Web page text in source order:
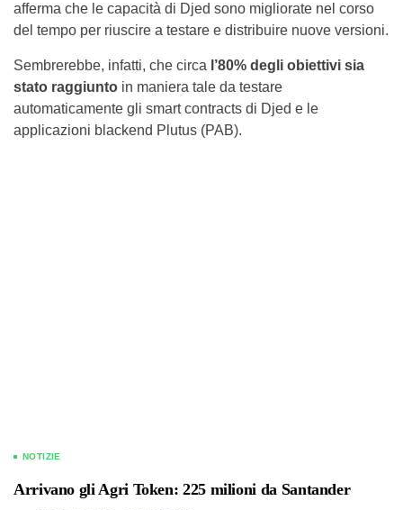
afferma che le capacità di Djed sono migliorate nel corso
del tempo per riuscire a testare e distribuire nuove versioni.
Sembrerebbe, infatti, che circa l’80% degli obiettivi sia
stato raggiunto in maniera tale da testare
automaticamente gli smart contracts di Djed e le
applicazioni blackend Plutus (PAB).
NOTIZIE
Arrivano gli Agri Token: 225 milioni da Santander